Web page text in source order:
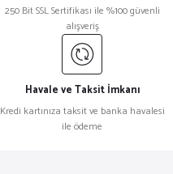
250 Bit SSL Sertifikası ile %100 güvenli
alışveriş
Havale ve Taksit İmkanı
Kredi kartınıza taksit ve banka havalesi
ile ödeme